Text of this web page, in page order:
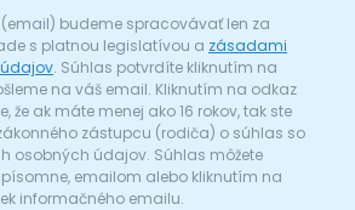
budeme spracovávať len za
s platnou legislatívou a zásadami
. Súhlas potvrdíte kliknutím na
na váš email. Kliknutím na odkaz
že ak máte menej ako 16 rokov, tak ste
zástupcu (rodiča) o súhlas so
osobných údajov. Súhlas môžete
emailom alebo kliknutím na
informačného emailu.